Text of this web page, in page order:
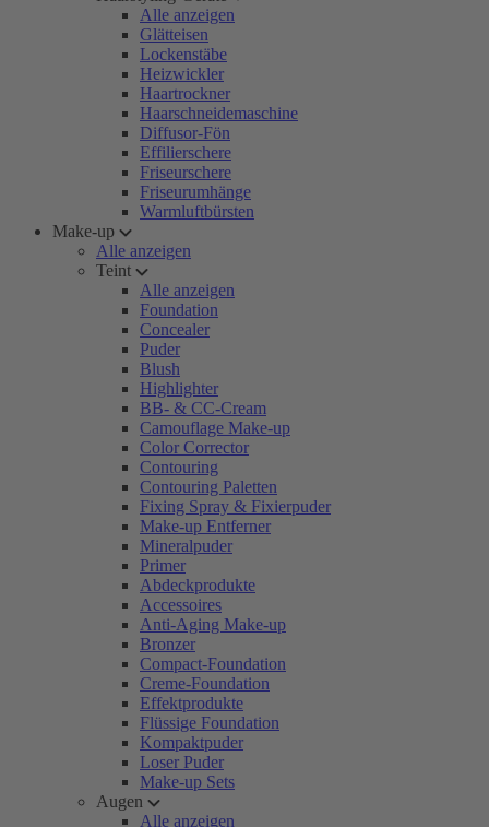
Alle anzeigen
Glätteisen
Lockenstäbe
Heizwickler
Haartrockner
Haarschneidemaschine
Diffusor-Fön
Effilierschere
Friseurschere
Friseurumhänge
Warmluftbürsten
Make-up
Alle anzeigen
Teint
Alle anzeigen
Foundation
Concealer
Puder
Blush
Highlighter
BB- & CC-Cream
Camouflage Make-up
Color Corrector
Contouring
Contouring Paletten
Fixing Spray & Fixierpuder
Make-up Entferner
Mineralpuder
Primer
Abdeckprodukte
Accessoires
Anti-Aging Make-up
Bronzer
Compact-Foundation
Creme-Foundation
Effektprodukte
Flüssige Foundation
Kompaktpuder
Loser Puder
Make-up Sets
Augen
Alle anzeigen